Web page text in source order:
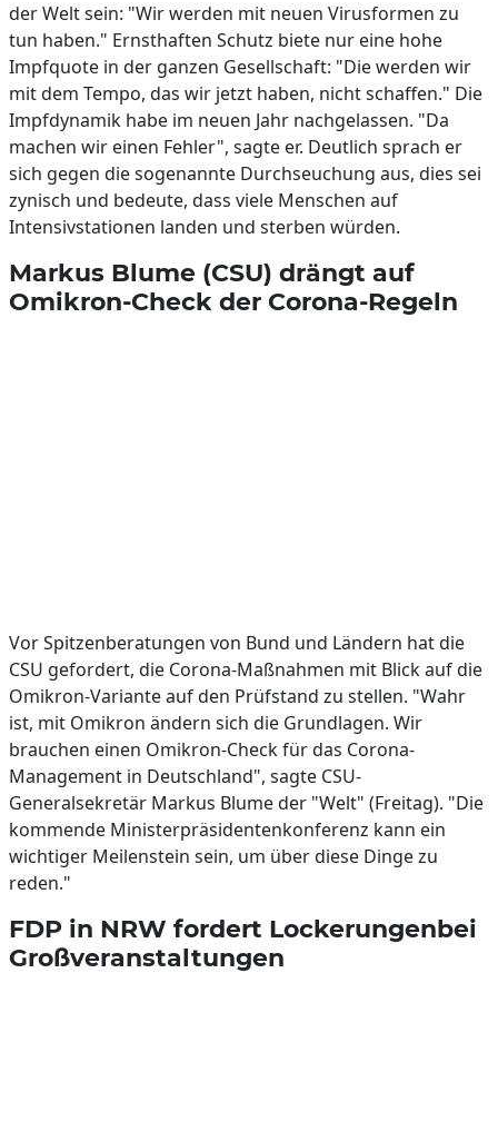
der Welt sein: "Wir werden mit neuen Virusformen zu
tun haben." Ernsthaften Schutz biete nur eine hohe
Impfquote in der ganzen Gesellschaft: "Die werden wir
mit dem Tempo, das wir jetzt haben, nicht schaffen." Die
Impfdynamik habe im neuen Jahr nachgelassen. "Da
machen wir einen Fehler", sagte er. Deutlich sprach er
sich gegen die sogenannte Durchseuchung aus, dies sei
zynisch und bedeute, dass viele Menschen auf
Intensivstationen landen und sterben würden.
Markus Blume (CSU) drängt auf
Omikron-Check der Corona-Regeln
Vor Spitzenberatungen von Bund und Ländern hat die
CSU gefordert, die Corona-Maßnahmen mit Blick auf die
Omikron-Variante auf den Prüfstand zu stellen. "Wahr
ist, mit Omikron ändern sich die Grundlagen. Wir
brauchen einen Omikron-Check für das Corona-
Management in Deutschland", sagte CSU-
Generalsekretär Markus Blume der "Welt" (Freitag). "Die
kommende Ministerpräsidentenkonferenz kann ein
wichtiger Meilenstein sein, um über diese Dinge zu
reden."
FDP in NRW fordert Lockerungenbei
Großveranstaltungen